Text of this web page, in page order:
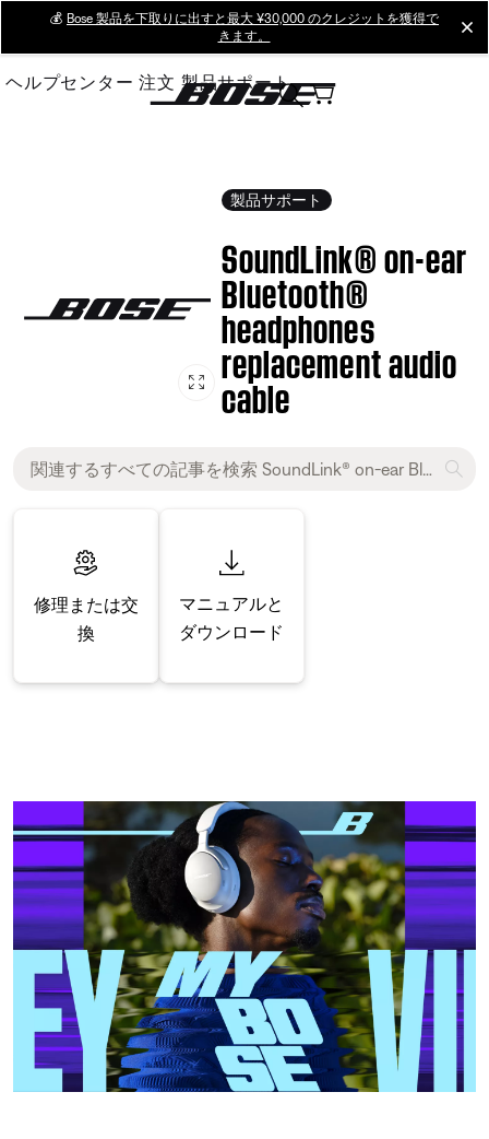
Main
💰 Bose 製品を下取りに出すと最大 ¥30,000 のクレジットを獲得で
きます。
ヘルプセンター 注文 製品サポート
製品サポート
SoundLink® on-ear
Bluetooth®
headphones
replacement audio
cable
修理または交
換
マニュアルと
ダウンロード